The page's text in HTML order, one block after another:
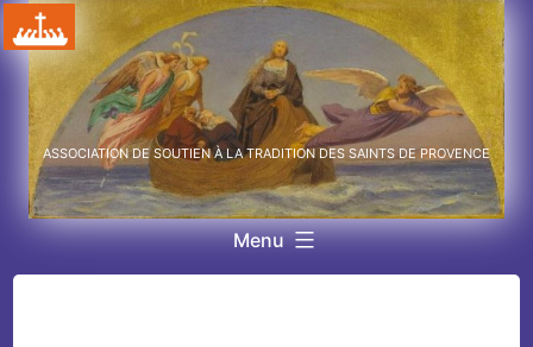
Aller
au
contenu
ASSOCIATION DE SOUTIEN À LA TRADITION DES SAINTS DE PROVENCE
Menu